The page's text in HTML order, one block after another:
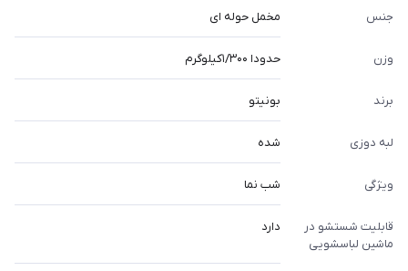
جنس مخمل حوله ای
وزن حدودا ۱/۳۰۰کیلوگرم
برند بونیتو
لبه دوزی شده
ویژگی شب نما
قابلیت شستشو در
ماشین لباسشویی
دارد